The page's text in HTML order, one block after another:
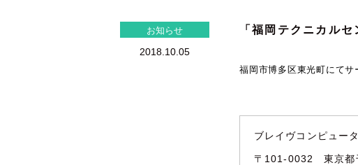
お知らせ
2018.10.05
「福岡テクニカル
福岡市博多区東光町にてサ
ブレイヴコンピュー
〒101-0032東京